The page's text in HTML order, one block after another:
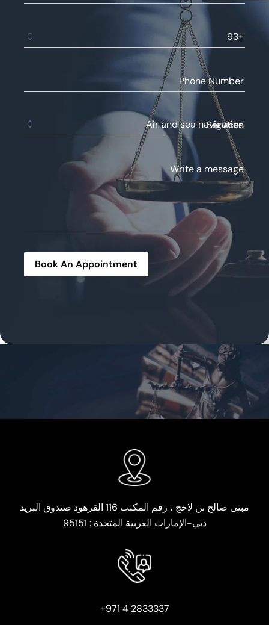
Phone Number
Services
Write a message
Book An Appointment
مبنى صالح بن لاحج ، رقم المكتب 116 القرهود صندوق البريد
دبي-الإمارات العربية المتحدة : 95151
2833337 4 971+